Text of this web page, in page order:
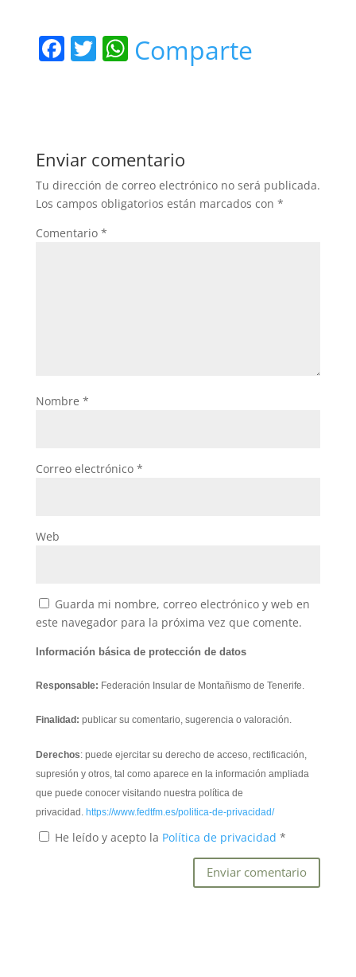
F
b
o
o
k
T W
A
p
p
Comparte
Enviar comentario
Tu dirección de correo electrónico no será publicada.
Los campos obligatorios están marcados con *
Comentario *
Nombre *
Correo electrónico *
Web
Guarda mi nombre, correo electrónico y web en
este navegador para la próxima vez que comente.
Información básica de protección de datos
Responsable: Federación Insular de Montañismo de Tenerife.
Finalidad: publicar su comentario, sugerencia o valoración.
Derechos: puede ejercitar su derecho de acceso, rectificación,
supresión y otros, tal como aparece en la información ampliada
que puede conocer visitando nuestra política de
privacidad. https://www.fedtfm.es/politica-de-privacidad/
He leído y acepto la Política de privacidad *